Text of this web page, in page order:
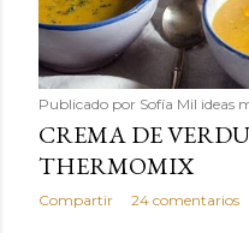
Publicado por Sofía Mil ideas
CREMA DE
THERMOMIX
Compartir 24 comentarios